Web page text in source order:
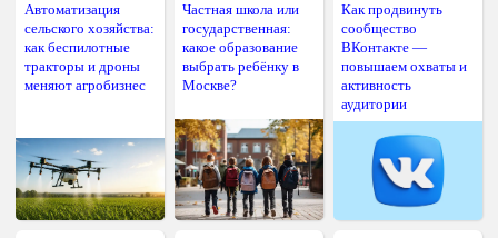
Автоматизация
сельского хозяйства:
как беспилотные
тракторы и дроны
меняют агробизнес
Частная школа или
государственная:
какое образование
выбрать ребёнку в
Москве?
Как продвинуть
сообщество
ВКонтакте —
повышаем охваты и
активность
аудитории